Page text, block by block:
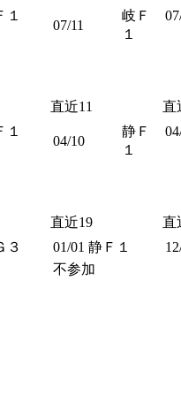
１
07/11
岐Ｆ
１
直近11 直
１
04/10
静Ｆ
１
直近19 直
３ 01/01 静Ｆ１
不参加